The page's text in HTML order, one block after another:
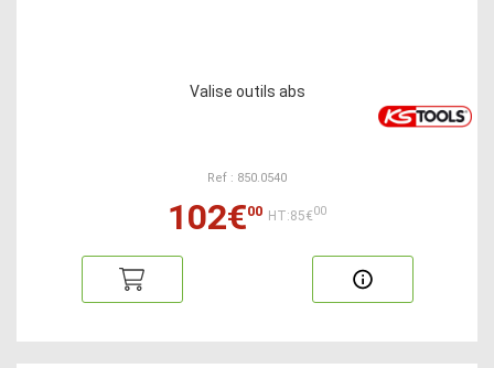
Valise outils abs
Ref : 850.0540
102€00 HT:85€00